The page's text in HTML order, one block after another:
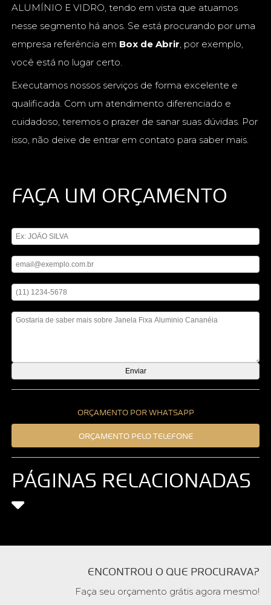
ALUMÍNIO E VIDRO, tendo em vista que atuamos
nesse segmento há anos. Se está procurando por uma
empresa referência em Box de Abrir , por exemplo,
você está no lugar certo.
Executamos nossos serviços de forma excelente e
qualificada. Com um atendimento diferenciado e
cuidadoso, teremos o prazer de sanar suas dúvidas. Por
isso, não deixe de entrar em contato para saber mais.
FAÇA UM ORÇAMENTO
ORÇAMENTO POR WHATSAPP
ORÇAMENTO PELO TELEFONE
PÁGINAS RELACIONADAS
ENCONTROU O QUE PROCURAVA?
Faça seu orçamento grátis agora mesmo!